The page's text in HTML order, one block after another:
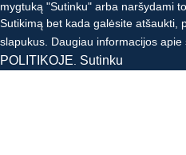
El. paštas:
Pramonės g. 21 H,
Įmonės kodas:
PVM mokėtojo kodas:
mygtuką "Sutinku" arba naršydami
Sutikimą bet kada galėsite atšaukti,
slapukus. Daugiau informacijos
POLITIKOJE Sutinku